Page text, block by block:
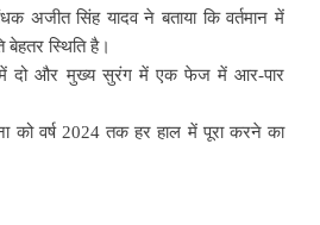
अजीत सिंह यादव ने बताया कि वर्तमान में
बेहतर स्थिति है।
दो और मुख्य सुरंग में एक फेज में आर-पार
को वर्ष 2024 तक हर हाल में पूरा करने का